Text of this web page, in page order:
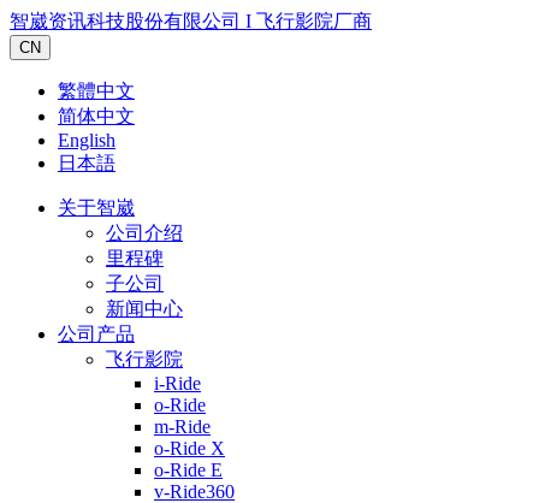
智崴资讯科技股份有限公司 I 飞行影院厂商
CN
繁體中文
简体中文
English
日本語
关于智崴
公司介绍
里程碑
子公司
新闻中心
公司产品
飞行影院
i-Ride
o-Ride
m-Ride
o-Ride X
o-Ride E
v-Ride360